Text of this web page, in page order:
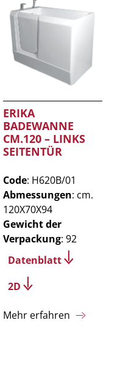
ERIKA
BADEWANNE
CM.120 – LINKS
SEITENTÜR
Code: H620B/01
Abmessungen: cm.
120X70X94
Gewicht der
Verpackung: 92
Datenblatt
2D
Mehr erfahren